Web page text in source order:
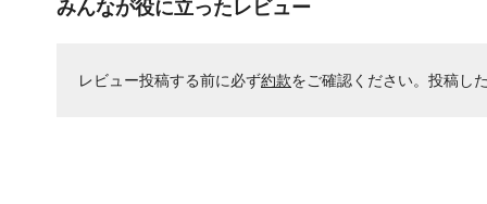
みんなが役に立ったレビュー
レビュー投稿する前に必ず約款をご確認ください。投稿し